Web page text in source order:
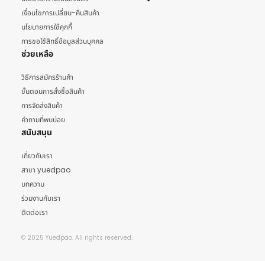
เงื่อนไขการเปลี่ยน-คืนสินค้า
นโยบายการใช้คุกกี้
การขอใช้สิทธิ์ข้อมูลส่วนบุคคล
ช่วยเหลือ
วิธีการสมัครร้านค้า
ขั้นตอนการสั่งซื้อสินค้า
การจัดส่งสินค้า
คำถามที่พบบ่อย
สนับสนุน
เกี่ยวกับเรา
สาขา yuedpao
บทความ
ร่วมงานกับเรา
ติดต่อเรา
© 2025 Yuedpao. All rights reserved.